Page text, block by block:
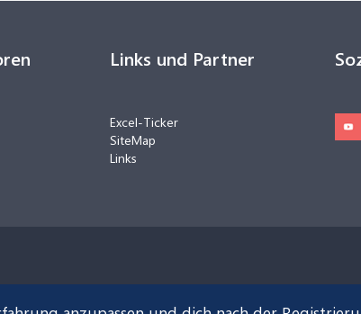
Links und Partner
Excel-Ticker
SiteMap
Links